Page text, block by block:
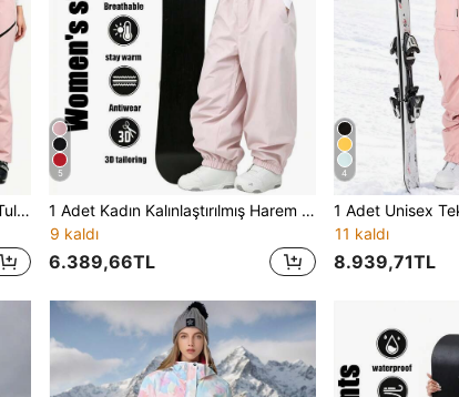
1 Adet Kadın Slim Fit Tek Parça Tulum Kayak Pantolonu, Ayarlanabilir Omuz Askılı Güçlendirilmiş Tasarım, Çoklu Fermuarlı Depolama Cepli, Hepsi Bir Arada Kar Sporları Uzun Pantolon, Çeşitli Kış Kar Açık Hava Aktiviteleri İçin Uygun, Minimalist Günlük Stil Tek/Çift Board Uyumlu Tulum Kayak Pantolonu
5
1 Adet Kadın Kalınlaştırılmış Harem Kayak Pantolonu, Bol Geniş Paça Kesim, Fermuarlı Saklama Cepli Ayarlanabilir Bel, Güçlendirilmiş Dikiş Yapısı, Çiftler İçin Kar Alanı Kombini, Snowboard, Kar Seyahati ve Dış Mekan Kullanıma Uygun Çok Amaçlı Spor Uzun Pantolon
9 kaldı
6.389,66TL
4
11 kaldı
8.939,71TL